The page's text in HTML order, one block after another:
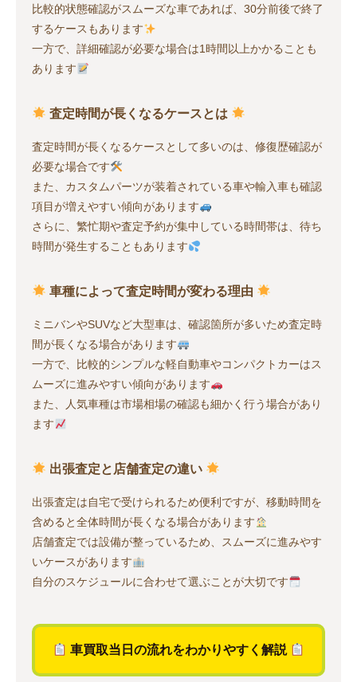
比較的状態確認がスムーズな車であれば、30分前後で終了
するケースもあります
一方で、詳細確認が必要な場合は1時間以上かかることも
あります
査定時間が長くなるケースとは
査定時間が長くなるケースとして多いのは、修復歴確認が
必要な場合です
また、カスタムパーツが装着されている車や輸入車も確認
項目が増えやすい傾向があります
さらに、繁忙期や査定予約が集中している時間帯は、待ち
時間が発生することもあります
車種によって査定時間が変わる理由
ミニバンやSUVなど大型車は、確認箇所が多いため査定時
間が長くなる場合があります
一方で、比較的シンプルな軽自動車やコンパクトカーはス
ムーズに進みやすい傾向があります
また、人気車種は市場相場の確認も細かく行う場合があり
ます
出張査定と店舗査定の違い
出張査定は自宅で受けられるため便利ですが、移動時間を
含めると全体時間が長くなる場合があります
店舗査定では設備が整っているため、スムーズに進みやす
いケースがあります
自分のスケジュールに合わせて選ぶことが大切です
車買取当日の流れをわかりやすく解説